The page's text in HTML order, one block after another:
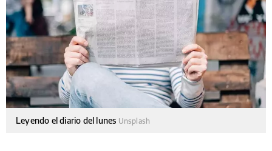
Leyendo el diario del lunes Unsplash